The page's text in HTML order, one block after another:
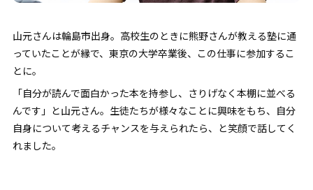
山元さんは輪島市出身。高校生のときに熊野さんが教える塾に通
っていたことが縁で、東京の大学卒業後、この仕事に参加するこ
とに。
「自分が読んで面白かった本を持参し、さりげなく本棚に並べる
んです」と山元さん。生徒たちが様々なことに興味をもち、自分
自身について考えるチャンスを与えられたら、と笑顔で話してく
れました。